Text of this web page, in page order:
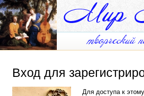
Вход для
Для доступа к